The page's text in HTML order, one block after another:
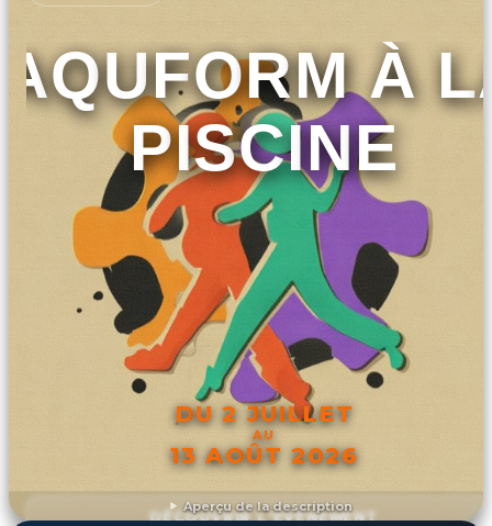
Aperçu de la description
AQUFORM À
PISCINE
DU 2 JUILLET
AU
13 AOÛT 2026
DÉCOUVRIR L'ÉVÉNEMENT